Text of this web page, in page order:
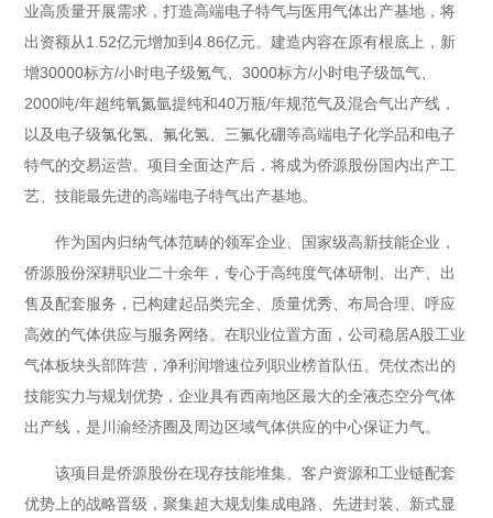
业高质量开展需求，打造高端电子特气与医用气体出产基地，将
出资额从1.52亿元增加到4.86亿元。建造内容在原有根底上，新
增30000标方/小时电子级氪气、3000标方/小时电子级氙气、
2000吨/年超纯氧氮氩提纯和40万瓶/年规范气及混合气出产线，
以及电子级氯化氢、氟化氢、三氟化硼等高端电子化学品和电子
特气的交易运营。项目全面达产后，将成为侨源股份国内出产工
艺、技能最先进的高端电子特气出产基地。
作为国内归纳气体范畴的领军企业、国家级高新技能企业，
侨源股份深耕职业二十余年，专心于高纯度气体研制、出产、出
售及配套服务，已构建起品类完全、质量优秀、布局合理、呼应
高效的气体供应与服务网络。在职业位置方面，公司稳居A股工业
气体板块头部阵营，净利润增速位列职业榜首队伍。凭仗杰出的
技能实力与规划优势，企业具有西南地区最大的全液态空分气体
出产线，是川渝经济圈及周边区域气体供应的中心保证力气。
该项目是侨源股份在现存技能堆集、客户资源和工业链配套
优势上的战略晋级，聚集超大规划集成电路、先进封装、新式显